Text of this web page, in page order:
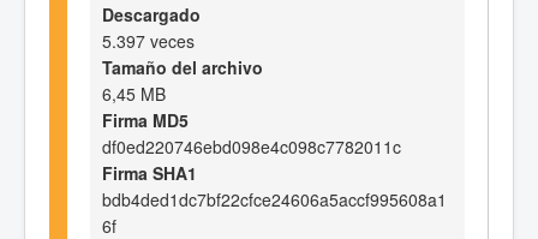
Descargado
5.397 veces
Tamaño del archivo
6,45 MB
Firma MD5
df0ed220746ebd098e4c098c7782011c
Firma SHA1
bdb4ded1dc7bf22cfce24606a5accf995608a1
6f